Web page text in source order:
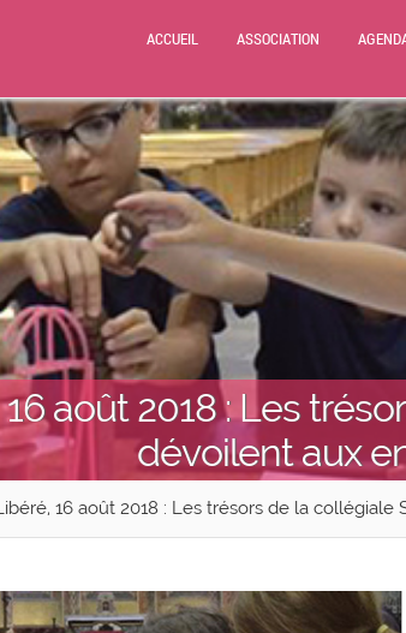
ACCUEIL ASSOCIATION
août 2018 : Les
dévoilent aux
16 août 2018 : Les trésors de la collégiale